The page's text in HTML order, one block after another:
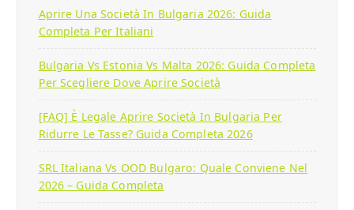
Aprire Una Società In Bulgaria 2026: Guida
Completa Per Italiani
Bulgaria Vs Estonia Vs Malta 2026: Guida Completa
Per Scegliere Dove Aprire Società
[FAQ] È Legale Aprire Società In Bulgaria Per
Ridurre Le Tasse? Guida Completa 2026
SRL Italiana Vs OOD Bulgaro: Quale Conviene Nel
2026 – Guida Completa